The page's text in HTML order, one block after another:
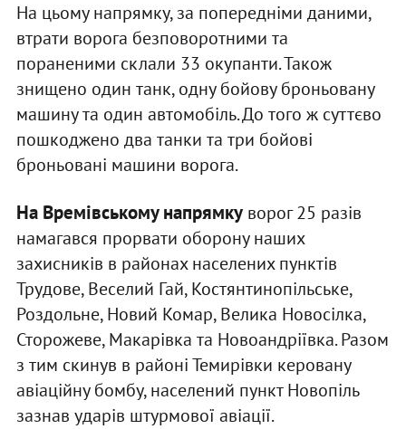
На цьому напрямку, за попередніми даними,
втрати ворога безповоротними та
пораненими склали 33 окупанти. Також
знищено один танк, одну бойову броньовану
машину та один автомобіль. До того ж суттєво
пошкоджено два танки та три бойові
броньовані машини ворога.
На Времівському напрямкуворог 25 разів
намагався прорвати оборону наших
захисників в районах населених пунктів
Трудове, Веселий Гай, Костянтинопільське,
Роздольне, Новий Комар, Велика Новосілка,
Сторожеве, Макарівка та Новоандріївка. Разом
з тим скинув в районі Темирівки керовану
авіаційну бомбу, населений пункт Новопіль
зазнав ударів штурмової авіації.